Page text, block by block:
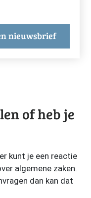
nieuwsbrief
of heb je
kunt je een reactie
algemene zaken.
dan kan dat